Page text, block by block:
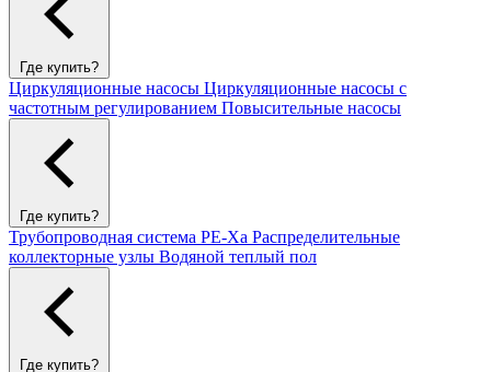
Где купить?
Циркуляционные насосы Циркуляционные насосы с
частотным регулированием Повысительные насосы
Где купить?
Трубопроводная система PE-Xa Распределительные
коллекторные узлы Водяной теплый пол
Где купить?